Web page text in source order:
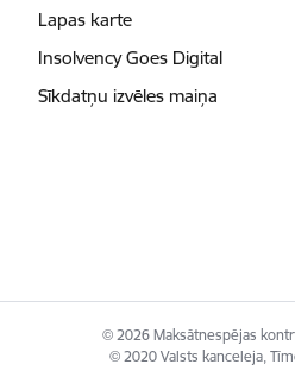
Lapas karte
Insolvency Goes Digital
Sīkdatņu izvēles maiņa
© 2026 Maksātnespējas
© 2020 Valsts kanceleja,